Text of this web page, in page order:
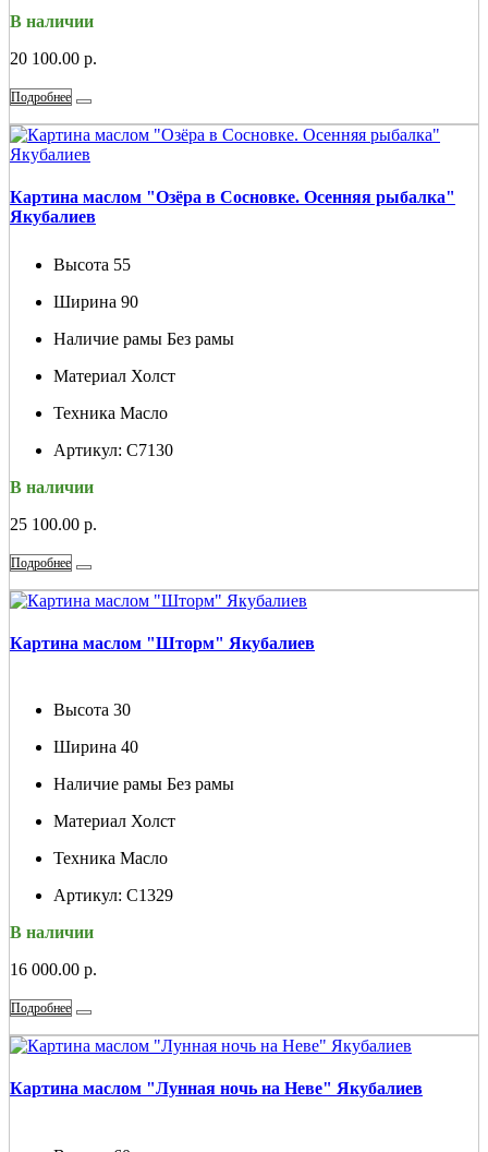
В наличии
20 100.00 р.
Подробнее
Картина маслом "Озёра в Сосновке. Осенняя рыбалка"
Якубалиев
Высота 55
Ширина 90
Наличие рамы Без рамы
Материал Холст
Техника Масло
Артикул: С7130
В наличии
25 100.00 р.
Подробнее
Картина маслом "Шторм" Якубалиев
Высота 30
Ширина 40
Наличие рамы Без рамы
Материал Холст
Техника Масло
Артикул: С1329
В наличии
16 000.00 р.
Подробнее
Картина маслом "Лунная ночь на Неве" Якубалиев